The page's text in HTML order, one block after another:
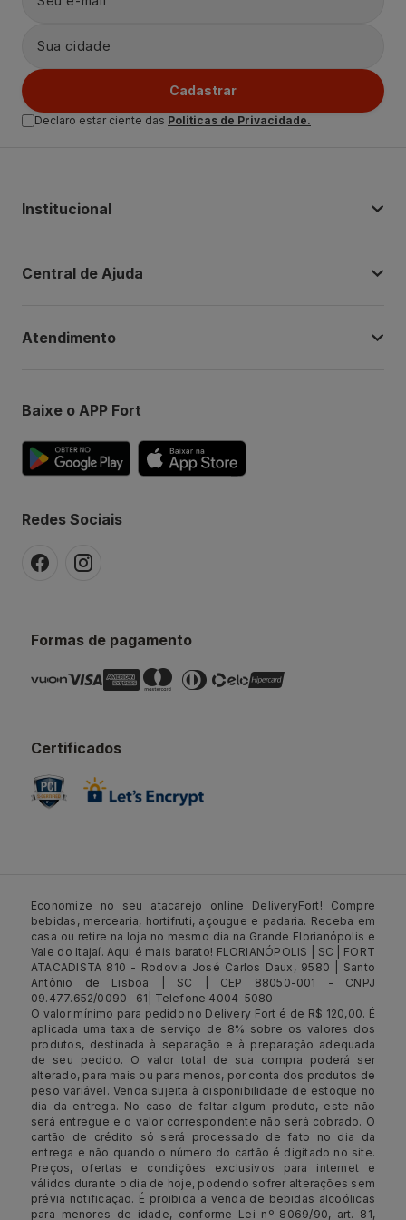
Cadastrar
Declaro estar ciente das Politicas de Privacidade.
Institucional
Central de Ajuda
Atendimento
Baixe o APP Fort
Redes Sociais
Formas de pagamento
Certificados
Economize no seu atacarejo online DeliveryFort! Compre
bebidas, mercearia, hortifruti, açougue e padaria. Receba em
casa ou retire na loja no mesmo dia na Grande Florianópolis e
Vale do Itajaí. Aqui é mais barato! FLORIANÓPOLIS | SC | FORT
ATACADISTA 810 - Rodovia José Carlos Daux, 9580 | Santo
Antônio de Lisboa | SC | CEP 88050-001 - CNPJ
09.477.652/0090- 61| Telefone 4004-5080
O valor mínimo para pedido no Delivery Fort é de R$ 120,00. É
aplicada uma taxa de serviço de 8% sobre os valores dos
produtos, destinada à separação e à preparação adequada
de seu pedido. O valor total de sua compra poderá ser
alterado, para mais ou para menos, por conta dos produtos de
peso variável. Venda sujeita à disponibilidade de estoque no
dia da entrega. No caso de faltar algum produto, este não
será entregue e o valor correspondente não será cobrado. O
cartão de crédito só será processado de fato no dia da
entrega e não quando o número do cartão é digitado no site.
Preços, ofertas e condições exclusivos para internet e
válidos durante o dia de hoje, podendo sofrer alterações sem
prévia notificação. É proibida a venda de bebidas alcoólicas
para menores de idade, conforme Lei nº 8069/90, art. 81,